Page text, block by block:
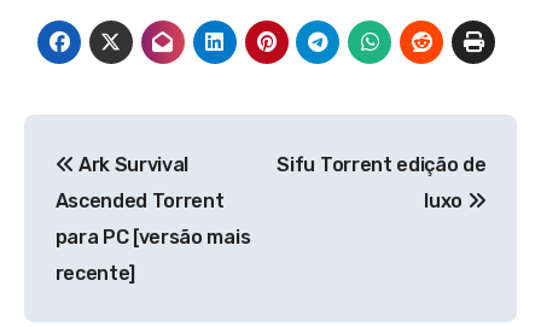
de
Post
Ark Survival
Ascended Torrent
para PC [versão mais
recente]
Sifu Torrent edição de
luxo